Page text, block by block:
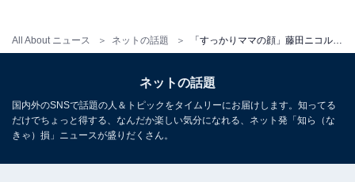
All About ニュース ネットの話題
ネットの話題
国内外のSNSで話題の人＆トピックをタイムリーにお届けします。知ってる
だけでちょっと得する、なんだか楽しい気分になれる、ネット発「知ら（な
きゃ）損」ニュースが盛りだくさん。